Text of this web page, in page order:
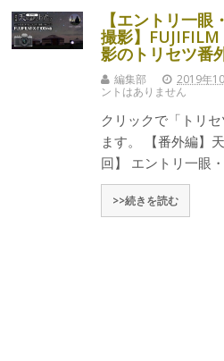
【エントリ一
撮影】
影のトリセツ番
編集部 2019年
ントはありません
クリックで「トリ
ます。 【番外編】
回】 エントリ一眼
>>続きを読む